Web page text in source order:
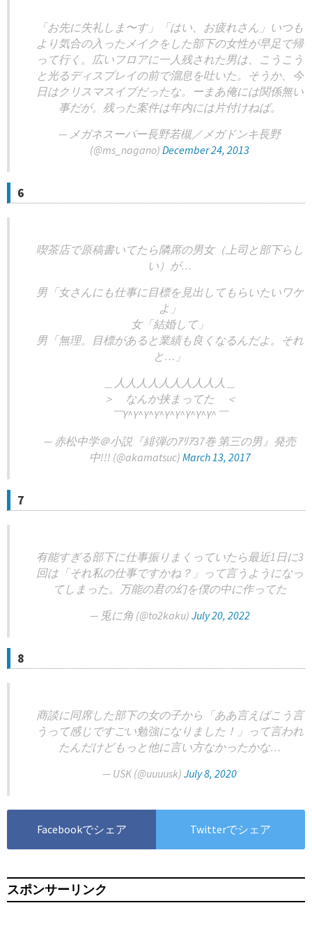
「お先に失礼しま〜す」「はい、お疲れさん」いつも
より気合の入ったメイクをした部下の女性が早足で帰
って行く。広いフロアに一人残された男は、こうこう
と光るディスプレイの前で溜息を吐いた。そうか、今
日はクリスマスイブだったな。ーまあ俺には関係無い
事だが。残った案件は年内には片付けねば。
— メガネスーパー長野若槻／メガドンキ長野
(@ms_nagano) December 24, 2013
6
喫茶店で原稿書いてたら隣席の男女（上司と部下らし
い）が…
男「女さんにも仕事に目標を見出してもらいたいワケ
よ」
女「結婚して」
男「無理。目標があると業績も良くなるんだよ。それ
と…」
＿人人人人人人人人人人＿
＞ なんか挟まってた ＜
￣Y^Y^Y^Y^Y^Y^Y^Y^Y^￣
— 赤松中学＠小説『緋弾のｱﾘｱ37巻 第三の男』発売
中!!! (@akamatsuc) March 13, 2017
7
有能すぎる部下に仕事振りまくっていたら最近1日に3
回は「それ私の仕事ですかね？」って言うようになっ
てしまった。万能の君の幻を僕の中に作ってた
— 兎に角 (@to2kaku) July 20, 2022
8
商談に同席した部下の女の子から「ああ言えばこう言
うって感じですごい勉強になりました！」って言われ
たんだけどもっと他に言い方なかったかな…
— USK (@uuuusk) July 8, 2020
Facebookでシェア Twitterでシェア
スポンサーリンク